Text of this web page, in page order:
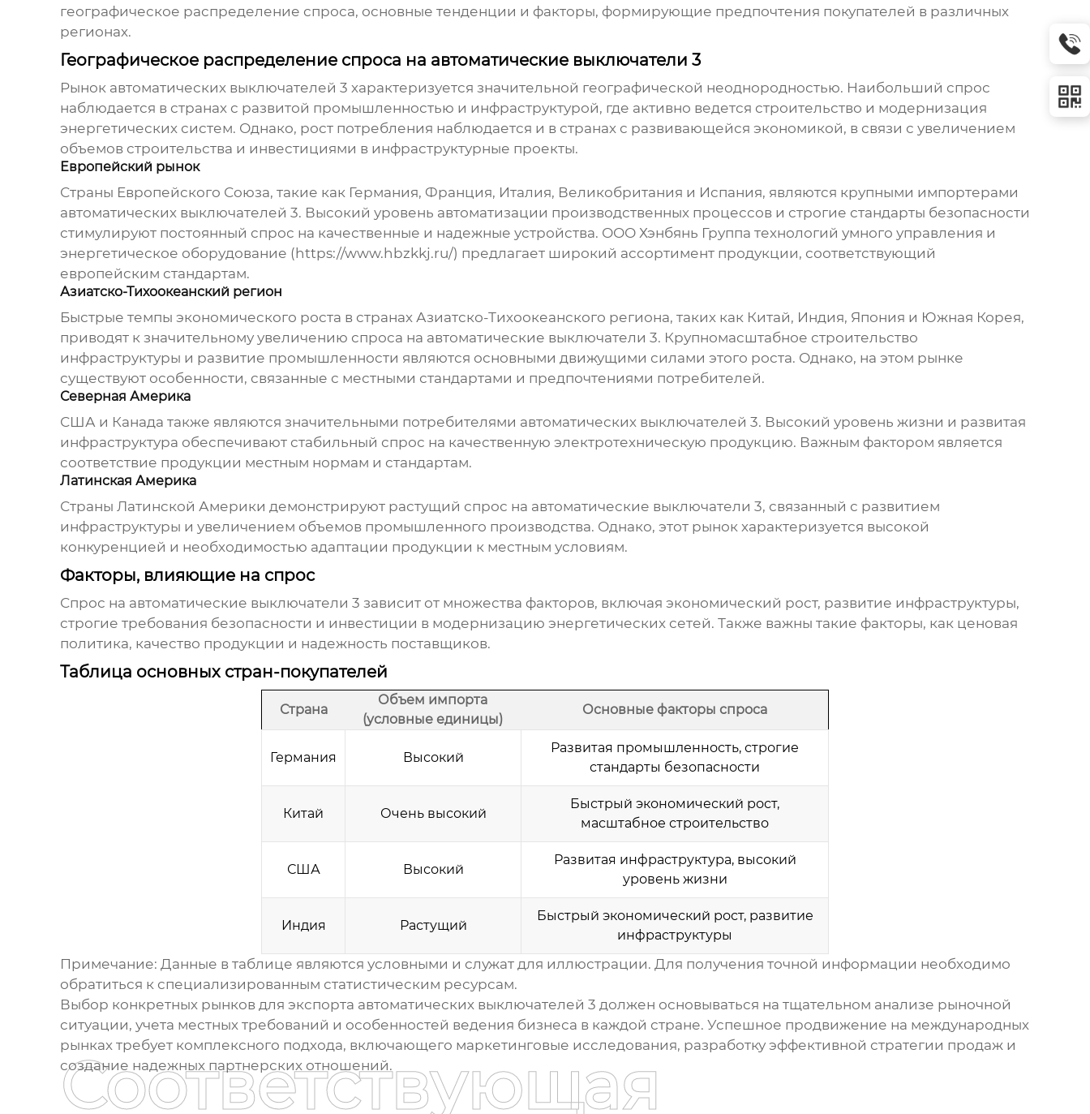
географическое распределение спроса, основные тенденции и факторы, формирующие предпочтения покупателей в различных
регионах.
Географическое распределение спроса на автоматические выключатели 3
Рынок автоматических выключателей 3 характеризуется значительной географической неоднородностью. Наибольший спрос
наблюдается в странах с развитой промышленностью и инфраструктурой, где активно ведется строительство и модернизация
энергетических систем. Однако, рост потребления наблюдается и в странах с развивающейся экономикой, в связи с увеличением
объемов строительства и инвестициями в инфраструктурные проекты.
Европейский рынок
Страны Европейского Союза, такие как Германия, Франция, Италия, Великобритания и Испания, являются крупными импортерами
автоматических выключателей 3. Высокий уровень автоматизации производственных процессов и строгие стандарты безопасности
стимулируют постоянный спрос на качественные и надежные устройства. ООО Хэнбянь Группа технологий умного управления и
энергетическое оборудование (https://www.hbzkkj.ru/) предлагает широкий ассортимент продукции, соответствующий
европейским стандартам.
Азиатско-Тихоокеанский регион
Быстрые темпы экономического роста в странах Азиатско-Тихоокеанского региона, таких как Китай, Индия, Япония и Южная Корея,
приводят к значительному увеличению спроса на автоматические выключатели 3. Крупномасштабное строительство
инфраструктуры и развитие промышленности являются основными движущими силами этого роста. Однако, на этом рынке
существуют особенности, связанные с местными стандартами и предпочтениями потребителей.
Северная Америка
США и Канада также являются значительными потребителями автоматических выключателей 3. Высокий уровень жизни и развитая
инфраструктура обеспечивают стабильный спрос на качественную электротехническую продукцию. Важным фактором является
соответствие продукции местным нормам и стандартам.
Латинская Америка
Страны Латинской Америки демонстрируют растущий спрос на автоматические выключатели 3, связанный с развитием
инфраструктуры и увеличением объемов промышленного производства. Однако, этот рынок характеризуется высокой
конкуренцией и необходимостью адаптации продукции к местным условиям.
Факторы, влияющие на спрос
Спрос на автоматические выключатели 3 зависит от множества факторов, включая экономический рост, развитие инфраструктуры,
строгие требования безопасности и инвестиции в модернизацию энергетических сетей. Также важны такие факторы, как ценовая
политика, качество продукции и надежность поставщиков.
Таблица основных стран-покупателей
Страна
Объем импорта
(условные единицы)
Основные факторы спроса
Германия Высокий
Развитая промышленность, строгие
стандарты безопасности
Китай Очень высокий
Быстрый экономический рост,
масштабное строительство
США Высокий
Развитая инфраструктура, высокий
уровень жизни
Индия Растущий
Быстрый экономический рост, развитие
инфраструктуры
Примечание: Данные в таблице являются условными и служат для иллюстрации. Для получения точной информации необходимо
обратиться к специализированным статистическим ресурсам.
Выбор конкретных рынков для экспорта автоматических выключателей 3 должен основываться на тщательном анализе рыночной
ситуации, учета местных требований и особенностей ведения бизнеса в каждой стране. Успешное продвижение на международных
рынках требует комплексного подхода, включающего маркетинговые исследования, разработку эффективной стратегии продаж и
создание надежных партнерских отношений.
Соответствующая